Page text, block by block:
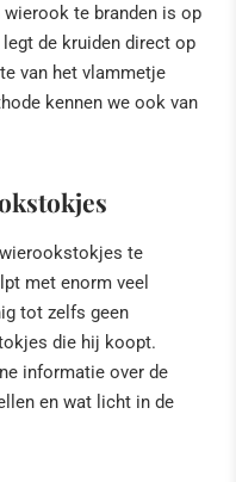
wierook te branden is op
de kruiden direct op
van het vlammetje
kennen we ook van
te
met enorm veel
tot zelfs geen
die hij koopt.
informatie over de
en wat licht in de